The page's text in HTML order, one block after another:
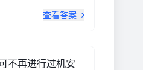
查看答案
不再进行过机安